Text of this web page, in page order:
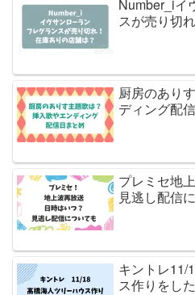
Number_iイ
スが売り切
厨房のあり
ディング配
プレミセ地
見逃し配信
キントレ11/
ス作りをし